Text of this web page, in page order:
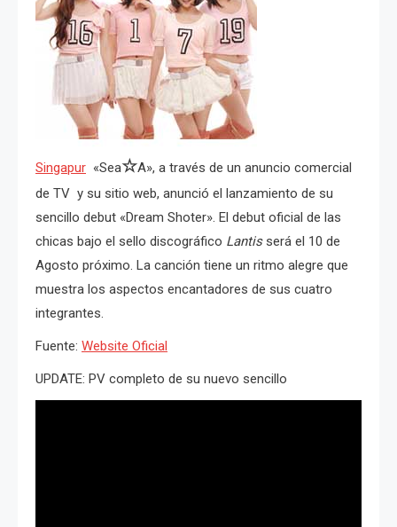
Singapur «Sea☆A», a través de un anuncio comercial
de TV y su sitio web, anunció el lanzamiento de su
sencillo debut «Dream Shoter». El debut oficial de las
chicas bajo el sello discográfico Lantisserá el 10 de
Agosto próximo. La canción tiene un ritmo alegre que
muestra los aspectos encantadores de sus cuatro
integrantes.
Fuente: Website Oficial
UPDATE: PV completo de su nuevo sencillo